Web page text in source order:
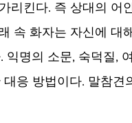
리킨다. 즉 상대의 어
속 화자는 자신에 대
익명의 소문, 숙덕질,
응 방법이다. 말참견